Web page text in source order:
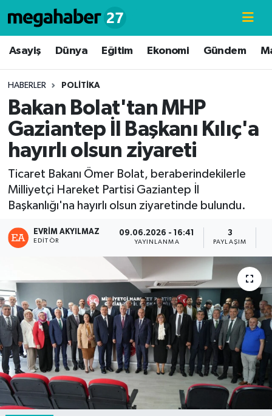
Asayiş Dünya Eğitim Ekonomi Gündem
HABERLER POLITIKA
Bakan Bolat'tan MHP
Gaziantep İl Başkanı Kılıç'a
hayırlı olsun ziyareti
Ticaret Bakanı Ömer Bolat, beraberindekilerle
Milliyetçi Hareket Partisi Gaziantep İl
Başkanlığı'na hayırlı olsun ziyaretinde bulundu.
EVRIM AKYILMAZ
EDITÖR
09.06.2026 - 16:41
YAYINLANMA
3
PAYLAŞIM
Hava Durumu
Süper Lig Puan Durumu ve Fikstür
Tüm Manşetler
Son Dakika Haberleri
Haber Arşivi